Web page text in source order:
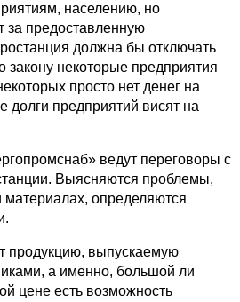
населению, но
за предоставленную
должна бы отключать
закону некоторые предприятия
просто нет денег на
долги предприятий висят на
ведут переговоры с
Выясняются проблемы,
материалах, определяются
продукцию, выпускаемую
а именно, большой ли
цене есть возможность